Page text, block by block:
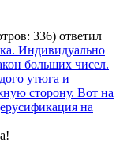
336) ответил
Индивидуально
больших чисел.
утюга и
сторону. Вот на
на